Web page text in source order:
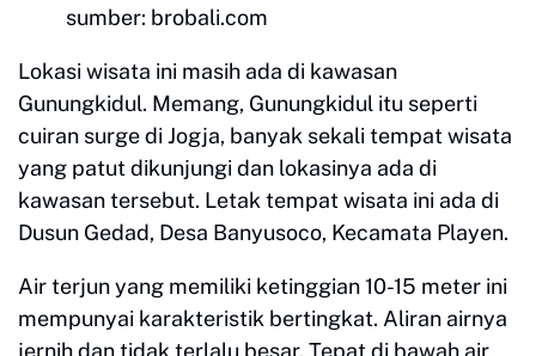
sumber: brobali.com
Lokasi wisata ini masih ada di kawasan
Gunungkidul. Memang, Gunungkidul itu seperti
cuiran surge di Jogja, banyak sekali tempat wisata
yang patut dikunjungi dan lokasinya ada di
kawasan tersebut. Letak tempat wisata ini ada di
Dusun Gedad, Desa Banyusoco, Kecamata Playen.
Air terjun yang memiliki ketinggian 10-15 meter ini
mempunyai karakteristik bertingkat. Aliran airnya
jernih dan tidak terlalu besar. Tepat di bawah air